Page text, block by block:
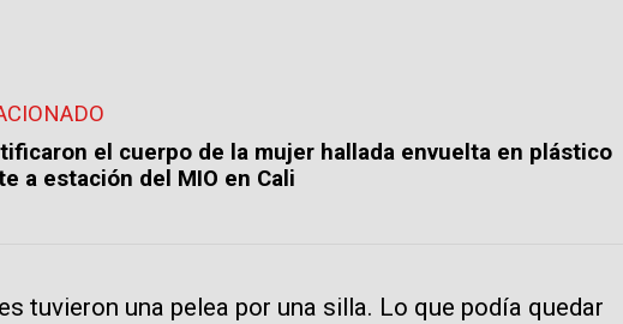
el cuerpo de la mujer hallada envuelta en plástico
a estación del MIO en Cali
tuvieron una pelea por una silla. Lo que podía quedar